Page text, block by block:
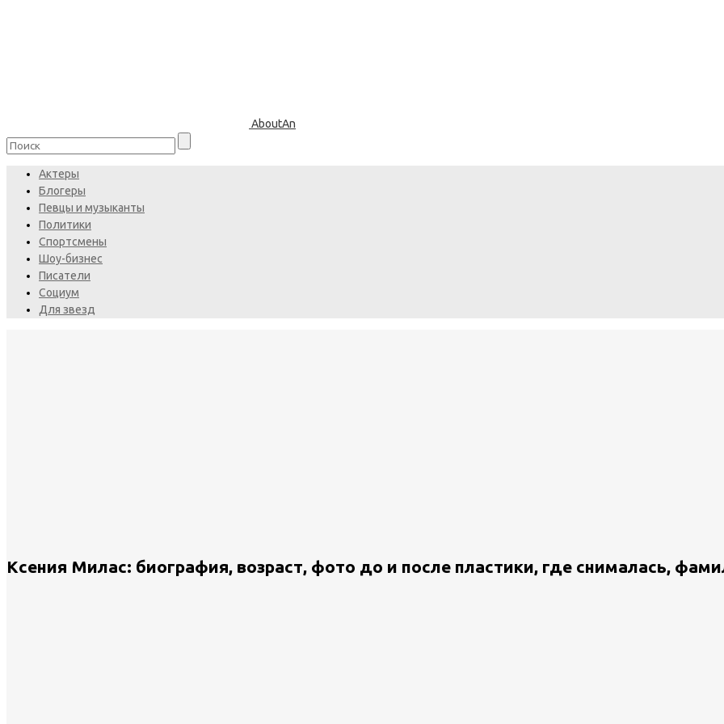
AboutAn
Актеры
Блогеры
Певцы и музыканты
Политики
Спортсмены
Шоу-бизнес
Писатели
Социум
Для звезд
Ксения Милас: биография, возраст, фото до и после пластики, где снималась,